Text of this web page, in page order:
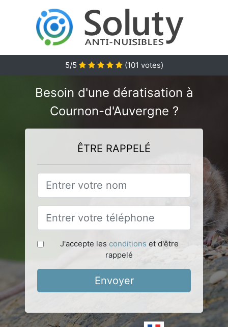
5/5 (101 votes)
Besoin d'une dératisation à
Cournon-d'Auvergne ?
ÊTRE RAPPELÉ
J'accepte les conditions et d'être
rappelé
Envoyer